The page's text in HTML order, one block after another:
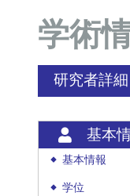
学術
研究者詳細
基本
◆ 基本情報
◆ 学位